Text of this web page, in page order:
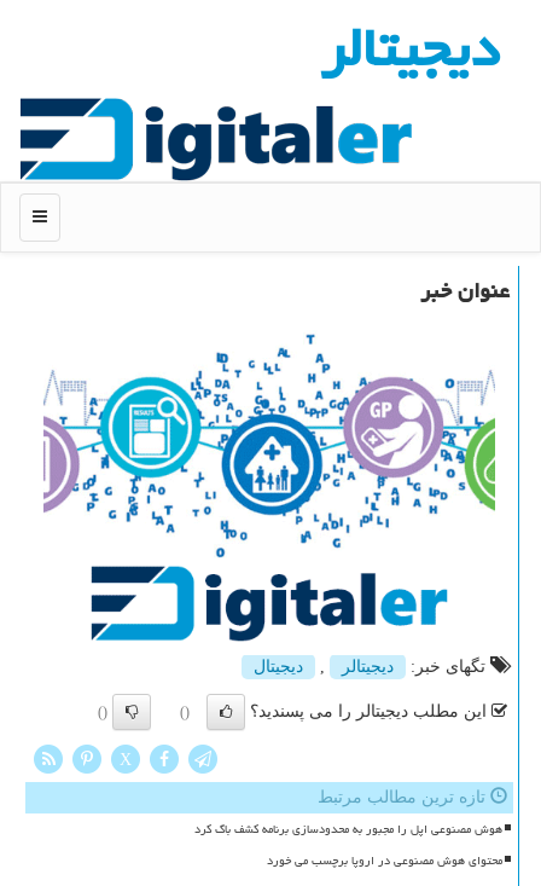
دیجیتالر
منو
عنوان خبر
تگهای خبر: دیجیتالر دیجیتال
این مطلب دیجیتالر را می پسندید؟ ()
()
X
تازه ترین مطالب مرتبط
هوش مصنوعی اپل را مجبور به محدودسازی برنامه کشف باگ کرد
محتوای هوش مصنوعی در اروپا برچسب می خورد